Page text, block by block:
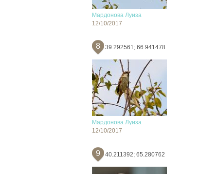
Мардонова Луиза
12/10/2017
8 39.292561; 66.941478
Мардонова Луиза
12/10/2017
9 40.211392; 65.280762